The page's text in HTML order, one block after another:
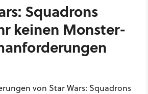
Squadrons
keinen Monster-
von Star Wars: Squadrons